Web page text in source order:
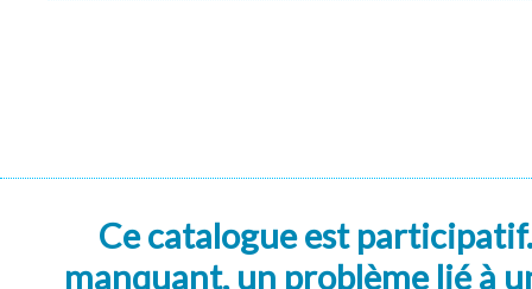
Ce catalogue est
manquant, un problème lié à